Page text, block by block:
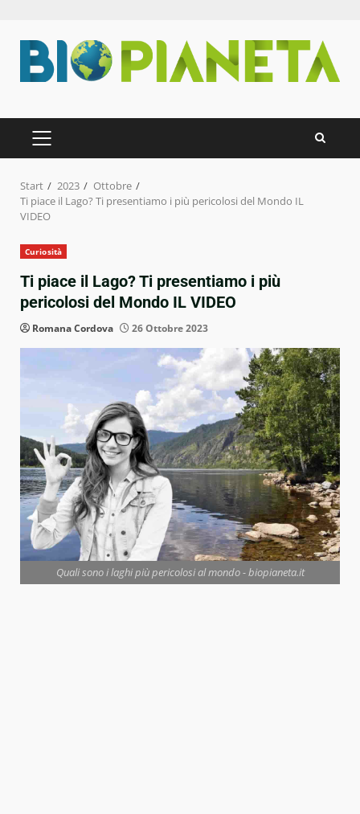
Inhalt
springen
PRIMÄRES
MENÜ
Start 2023
Ottobre
Ti piace il Lago? Ti presentiamo i più pericolosi del Mondo IL
VIDEO
Curiosità
Ti piace il Lago? Ti presentiamo i più
pericolosi del Mondo IL VIDEO
Romana Cordova 26 Ottobre 2023
Quali sono i laghi più pericolosi al mondo - biopianeta.it